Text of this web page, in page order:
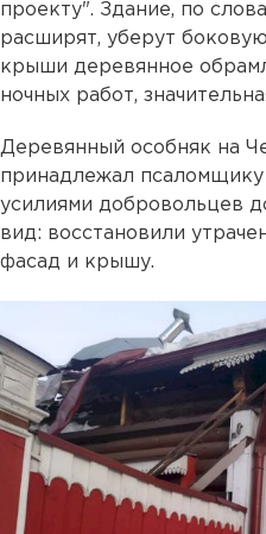
проекту". Здание, по
расширят, уберут
крыши деревянное
ночных работ,
Деревянный особняк на
принадлежал
усилиями добровольцев
вид: восстановили
фасад и крышу.